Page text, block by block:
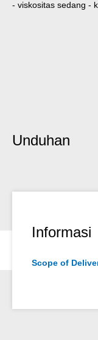
- viskositas sedang -
Unduhan
Informasi
Scope of